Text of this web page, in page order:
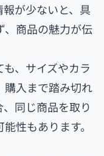
が少ないと、具
、商品の魅力が伝
、サイズやカラ
購入まで踏み切れ
同じ商品を取り
性もあります。